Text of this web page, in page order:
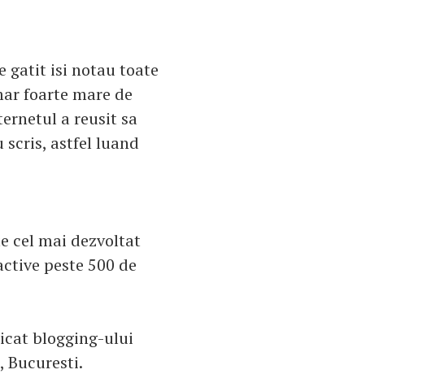
gatit isi notau toate
foarte mare de
a reusit sa
astfel luand
cel mai dezvoltat
peste 500 de
blogging-ului
Bucuresti.